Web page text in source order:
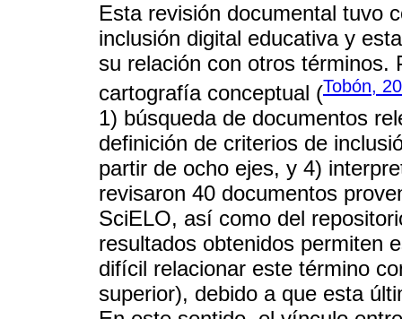
Esta revisión documental tuvo
inclusión digital educativa y
su relación con otros términos.
cartografía conceptual (Tobón,
1) búsqueda de documentos
definición de criterios de
partir de ocho ejes, y 4)
revisaron 40 documentos
SciELO, así como del
resultados obtenidos permiten
difícil relacionar este término
superior), debido a que esta